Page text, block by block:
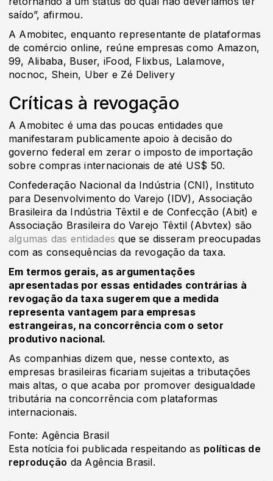
saído”, afirmou.
A Amobitec, enquanto representante de plataformas
de comércio online, reúne empresas como Amazon,
99, Alibaba, Buser, iFood, Flixbus, Lalamove,
nocnoc, Shein, Uber e Zé Delivery
Críticas à revogação
A Amobitec é uma das poucas entidades que
manifestaram publicamente apoio à decisão do
governo federal em zerar o imposto de importação
sobre compras internacionais de até US$ 50.
Confederação Nacional da Indústria (CNI), Instituto
para Desenvolvimento do Varejo (IDV), Associação
Brasileira da Indústria Têxtil e de Confecção (Abit) e
Associação Brasileira do Varejo Têxtil (Abvtex) são
algumas das entidades que se disseram preocupadas
com as consequências da revogação da taxa.
Em termos gerais, as argumentações
apresentadas por essas entidades contrárias à
revogação da taxa sugerem que a medida
representa vantagem para empresas
estrangeiras, na concorrência com o setor
produtivo nacional.
As companhias dizem que, nesse contexto, as
empresas brasileiras ficariam sujeitas a tributações
mais altas, o que acaba por promover desigualdade
tributária na concorrência com plataformas
internacionais.
Fonte: Agência Brasil
Esta notícia foi publicada respeitando as políticas de
reprodução da Agência Brasil.